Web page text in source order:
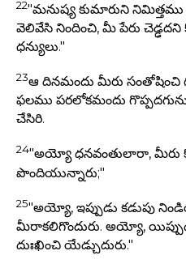
22"మనుష్య కుమారుని నిమిత్తము
వెలివేసి నిందించి, మీ పేరు చెడ్ఢదని
ధన్యులు."
23ఆ దినమందు మీరు సంతోషించి
ఫలము పరలోకమందు
చేసిరి.
24"అయ్యో ధనవంతులారా, మీరు
పొందియున్నారు;"
25"అయ్యో, ఇప్పుడు కడుపు
మీరాకలిగొందురు. అయ్యో,
దుఃఖించి యేడ్చుదురు."